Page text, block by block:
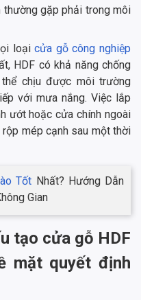
gặp phải trong môi
loạicửa gỗ công nghiệp
HDF có khả năng chống
chịu được môi trường
với mưa nắng. Việc lắp
ướt hoặc cửa chính ngoài
mép cạnh sau một thời
Tốt Nhất? Hướng Dẫn
Gian
tạo cửa gỗ HDF
mặt quyết định